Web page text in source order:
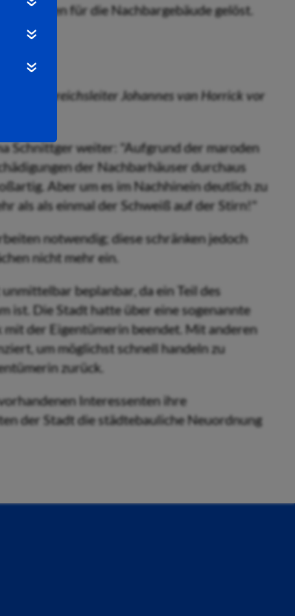
Schäden für die Nachbargebäude gelöst.
Fachbereichsleiter Johannes van Horrick vor
Schnittger weiter: "Aufgrund der maroden
der Nachbarhäuser durchaus
Aber um es im Nachhinein deutlich zu
als als einmal der Schweiß auf der Stirn!"
notwendig; diese schränken jedoch
nicht mehr ein.
beplanbar, da ein Teil des
ist. Die Stadt hatte über eine sogenannte
der Eigentümerin beendet. Mit anderen
um möglichst schnell handeln zu
zurück.
Interessenten ihre
der Stadt die städtebauliche Neuordnung